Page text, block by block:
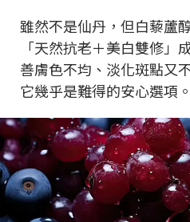
雖然不是仙丹，但白藜蘆
「天然抗老＋美白雙修」
善膚色不均、淡化斑點又
它幾乎是難得的安心選項。